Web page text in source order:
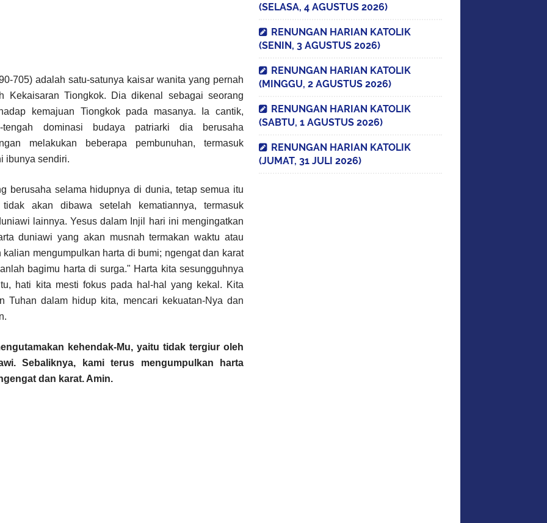
705) adalah satu-satunya kaisar wanita yang pernah
Kekaisaran Tiongkok. Dia dikenal sebagai seorang
kemajuan Tiongkok pada masanya. Ia cantik,
tengah dominasi budaya patriarki dia berusaha
melakukan beberapa pembunuhan, termasuk
ibunya sendiri.
berusaha selama hidupnya di dunia, tetap semua itu
akan dibawa setelah kematiannya, termasuk
lainnya. Yesus dalam Injil hari ini mengingatkan
duniawi yang akan musnah termakan waktu atau
mengumpulkan harta di bumi; ngengat dan karat
bagimu harta di surga." Harta kita sesungguhnya
hati kita mesti fokus pada hal-hal yang kekal. Kita
Tuhan dalam hidup kita, mencari kekuatan-Nya dan
kehendak-Mu, yaitu tidak tergiur oleh
Sebaliknya, kami terus mengumpulkan harta
dan karat. Amin.
(SELASA, 4 AGUSTUS 2026)
RENUNGAN HARIAN KATOLIK
(SENIN, 3 AGUSTUS 2026)
RENUNGAN HARIAN KATOLIK
(MINGGU, 2 AGUSTUS 2026)
RENUNGAN HARIAN KATOLIK
(SABTU, 1 AGUSTUS 2026)
RENUNGAN HARIAN KATOLIK
(JUMAT, 31 JULI 2026)